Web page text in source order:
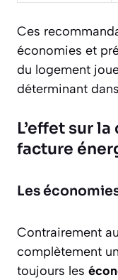
Ces
économies et
du logement
déterminant
L’effet sur
facture
Les
Contrairement
complètement
toujours les